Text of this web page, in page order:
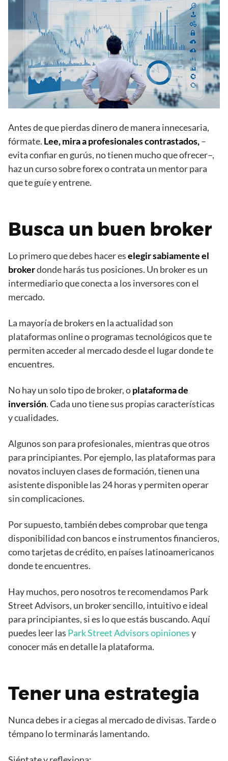
Antes de que pierdas dinero de manera innecesaria,
fórmate. Lee, mira a profesionales contrastados,–
evita confiar en gurús, no tienen mucho que ofrecer–,
haz un curso sobre forex o contrata un mentor para
que te guíe y entrene.
Busca un buen broker
Lo primero que debes hacer eselegir sabiamente el
brokerdonde harás tus posiciones. Un broker es un
intermediario que conecta a los inversores con el
mercado.
La mayoría de brokers en la actualidad son
plataformas online o programas tecnológicos que te
permiten acceder al mercado desde el lugar donde te
encuentres.
No hay un solo tipo de broker, oplataforma de
inversión. Cada uno tiene sus propias características
y cualidades.
Algunos son para profesionales, mientras que otros
para principiantes. Por ejemplo, las plataformas para
novatos incluyen clases de formación, tienen una
asistente disponible las 24 horas y permiten operar
sin complicaciones.
Por supuesto, también debes comprobar que tenga
disponibilidad con bancos e instrumentos financieros,
como tarjetas de crédito, en países latinoamericanos
donde te encuentres.
Hay muchos, pero nosotros te recomendamos Park
Street Advisors, un broker sencillo, intuitivo e ideal
para principiantes, si es lo que estás buscando. Aquí
puedes leer las Park Street Advisors opinionesy
conocer más en detalle la plataforma.
Tener una estrategia
Nunca debes ir a ciegas al mercado de divisas. Tarde o
témpano lo terminarás lamentando.